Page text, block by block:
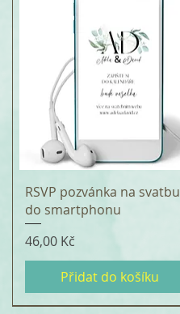
RSVP pozvánka na svatbu
do smartphonu
Cena
46,00 Kč
Přidat do košíku